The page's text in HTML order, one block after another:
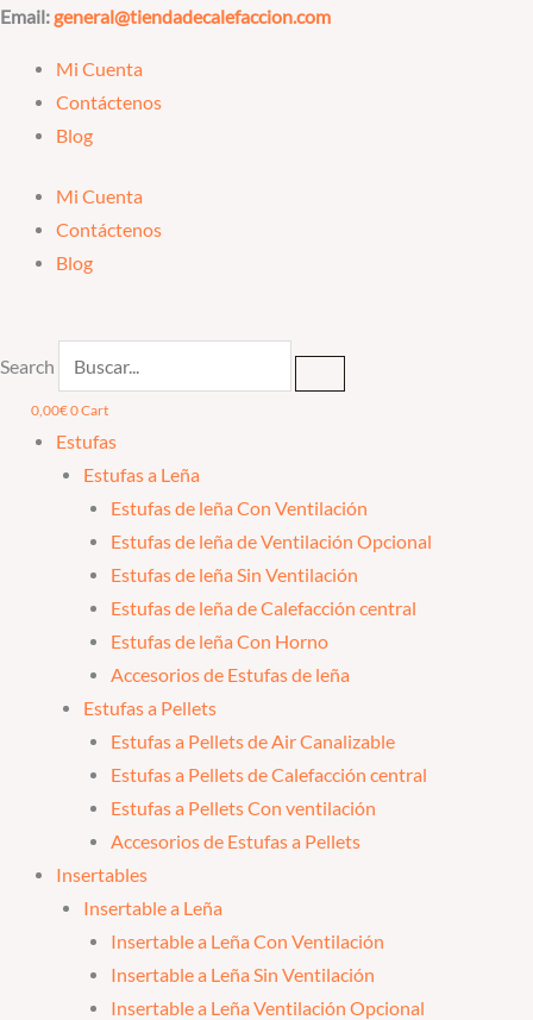
Ir
contenido
Email:general@tiendadecalefaccion.com
Mi Cuenta
Contáctenos
Blog
Mi Cuenta
Contáctenos
Blog
Search
0,00€0Cart
Estufas
Estufas a Leña
Estufas de leña Con Ventilación
Estufas de leña de Ventilación Opcional
Estufas de leña Sin Ventilación
Estufas de leña de Calefacción central
Estufas de leña Con Horno
Accesorios de Estufas de leña
Estufas a Pellets
Estufas a Pellets de Air Canalizable
Estufas a Pellets de Calefacción central
Estufas a Pellets Con ventilación
Accesorios de Estufas a Pellets
Insertables
Insertable a Leña
Insertable a Leña Con Ventilación
Insertable a Leña Sin Ventilación
Insertable a Leña Ventilación Opcional